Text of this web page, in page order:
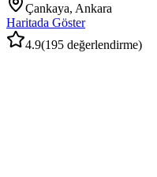
Çankaya, Ankara
Haritada Göster
4.9(195 değerlendirme)